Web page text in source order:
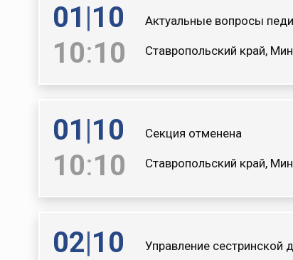
01 |10
10:10
Актуальные вопросы
Ставропольский край,
01 |10
10:10
Секция отменена
Ставропольский край,
02|10
Управление сестринской